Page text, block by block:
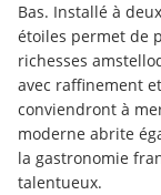
Bas. Installé à
étoiles permet de
richesses
avec raffinement
conviendront à
moderne abrite
la gastronomie
talentueux.